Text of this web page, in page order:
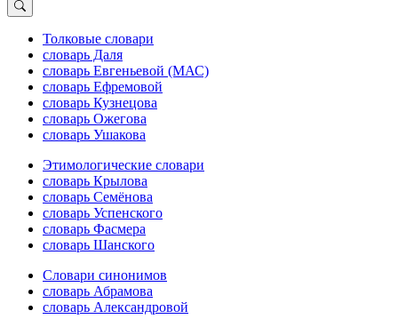
Толковые словари
словарь Даля
словарь Евгеньевой (МАС)
словарь Ефремовой
словарь Кузнецова
словарь Ожегова
словарь Ушакова
Этимологические словари
словарь Крылова
словарь Семёнова
словарь Успенского
словарь Фасмера
словарь Шанского
Словари синонимов
словарь Абрамова
словарь Александровой